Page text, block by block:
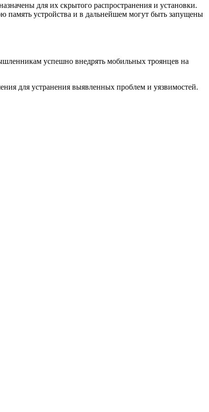
для их скрытого распространения и установки.
память устройства и в дальнейшем могут быть запущены
успешно внедрять мобильных троянцев на
для устранения выявленных проблем и уязвимостей.